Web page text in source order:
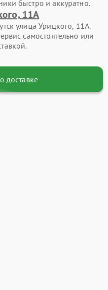
быстро и аккуратно.
11А
улица Урицкого, 11А.
самостоятельно или
доставке